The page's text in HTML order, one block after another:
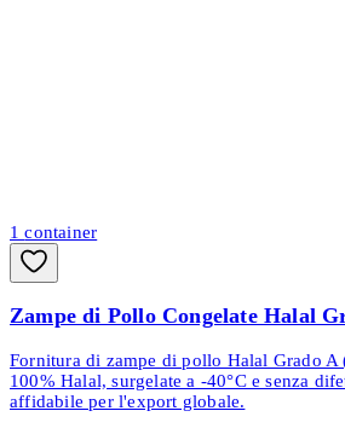
1container
Zampe di Pollo Congelate Halal
Fornitura di zampe di pollo Halal Grado A
100% Halal, surgelate a -40°C e senza
affidabile per l'export globale.